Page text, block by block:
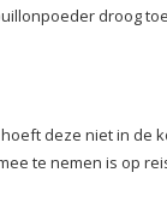
droog
deze niet in de
te nemen is op